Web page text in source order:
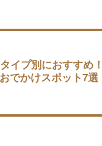
イプ別におすすめ
でかけスポット7選